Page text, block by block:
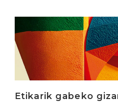
Etikarik gabeko